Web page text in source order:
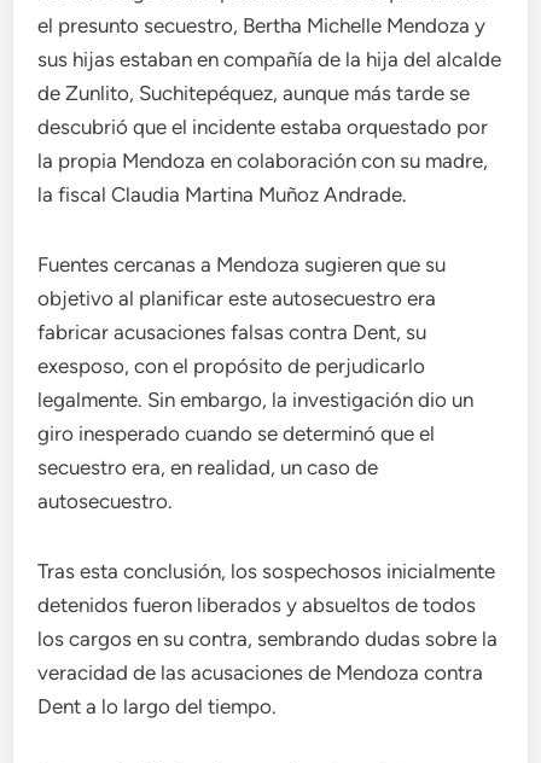
el presunto secuestro, Bertha Michelle Mendoza y
sus hijas estaban en compañía de la hija del alcalde
de Zunlito, Suchitepéquez, aunque más tarde se
descubrió que el incidente estaba orquestado por
la propia Mendoza en colaboración con su madre,
la fiscal Claudia Martina Muñoz Andrade.
Fuentes cercanas a Mendoza sugieren que su
objetivo al planificar este autosecuestro era
fabricar acusaciones falsas contra Dent, su
exesposo, con el propósito de perjudicarlo
legalmente. Sin embargo, la investigación dio un
giro inesperado cuando se determinó que el
secuestro era, en realidad, un caso de
autosecuestro.
Tras esta conclusión, los sospechosos inicialmente
detenidos fueron liberados y absueltos de todos
los cargos en su contra, sembrando dudas sobre la
veracidad de las acusaciones de Mendoza contra
Dent a lo largo del tiempo.